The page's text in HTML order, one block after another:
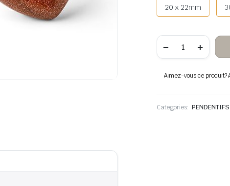
20 x 22mm
Pendentif
en
Aimez-vous ce produit?
Categories: PENDENTIFS